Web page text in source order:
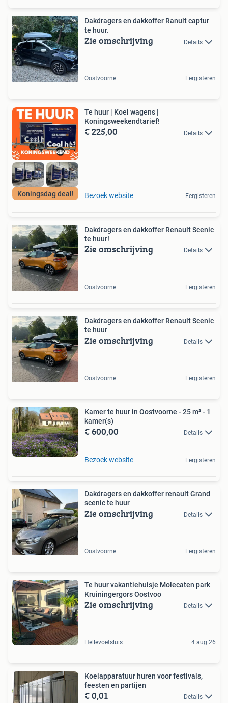
Dakdragers en dakkoffer Ranult captur
te huur.
Zie omschrijving Details
Oostvoorne Eergisteren
Koningsdag deal!
Te huur | Koel wagens |
Koningsweekendtarief!
€ 225,00 Details
Bezoek website Eergisteren
Dakdragers en dakkoffer Renault Scenic
te huur!
Zie omschrijving Details
Oostvoorne Eergisteren
Dakdragers en dakkoffer Renault Scenic
te huur
Zie omschrijving Details
Oostvoorne Eergisteren
Kamer te huur in Oostvoorne - 25 m² - 1
kamer(s)
€ 600,00 Details
Bezoek website Eergisteren
Dakdragers en dakkoffer renault Grand
scenic te huur
Zie omschrijving Details
Oostvoorne Eergisteren
Te huur vakantiehuisje Molecaten park
Kruiningergors Oostvoo
Zie omschrijving Details
Hellevoetsluis 4 aug 26
Koelapparatuur huren voor festivals,
feesten en partijen
€ 0,01 Details